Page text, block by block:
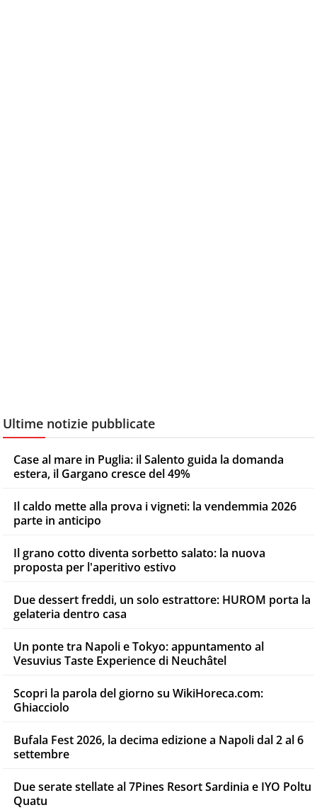
Ultime notizie pubblicate
Case al mare in Puglia: il Salento guida la domanda
estera, il Gargano cresce del 49%
Il caldo mette alla prova i vigneti: la vendemmia 2026
parte in anticipo
Il grano cotto diventa sorbetto salato: la nuova
proposta per l'aperitivo estivo
Due dessert freddi, un solo estrattore: HUROM porta la
gelateria dentro casa
Un ponte tra Napoli e Tokyo: appuntamento al
Vesuvius Taste Experience di Neuchâtel
Scopri la parola del giorno su WikiHoreca.com:
Ghiacciolo
Bufala Fest 2026, la decima edizione a Napoli dal 2 al 6
settembre
Due serate stellate al 7Pines Resort Sardinia e IYO Poltu
Quatu